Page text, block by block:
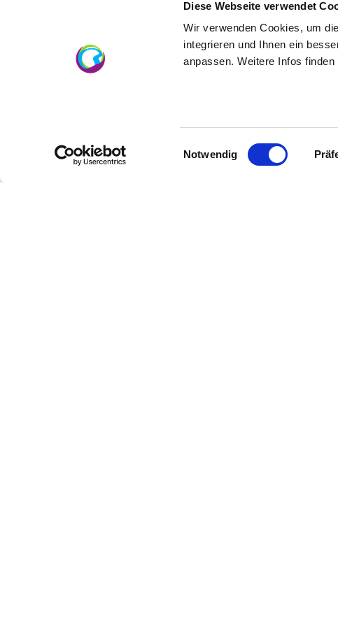
Diese Webseite verwendet
Wir verwenden Cookies, um
integrieren und Ihnen ein
anpassen. Weitere Infos finden
Einwilligungsauswahl
Notwendig
Data: Wijnfeest met live-muziek telkens in het